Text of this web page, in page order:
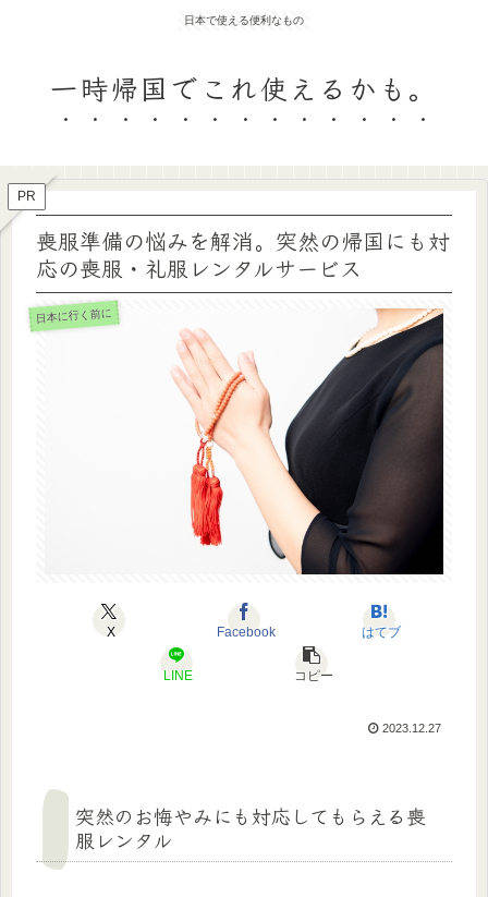
日本で使える便利なもの
一時帰国でこれ使えるかも。
PR
喪服準備の悩みを解消。突然の帰国にも対
応の喪服・礼服レンタルサービス
日本に行く前に
X Facebook はてブ
LINE コピー
2023.12.27
突然のお悔やみにも対応してもらえる喪
服レンタル